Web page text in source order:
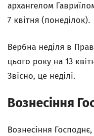
архангелом
7 квітня (понеділок).
Вербна неділя в
цього року на 13
Звісно, це неділі.
Вознесіння
Вознесіння